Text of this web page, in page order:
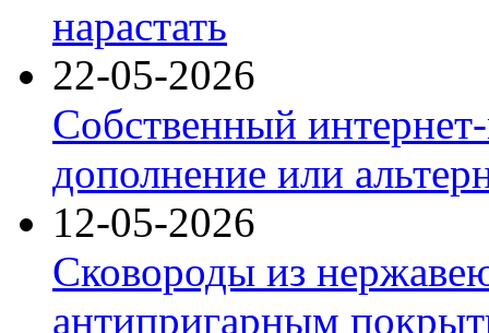
нарастать
22-05-2026
Собственный
дополнение или
12-05-2026
Сковороды из
антипригарным